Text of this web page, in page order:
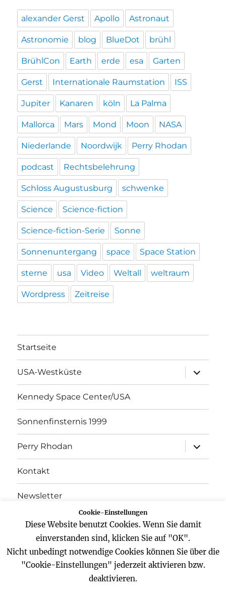
alexander Gerst Apollo Astronaut
Astronomie blog BlueDot brühl
BrühlCon Earth erde esa Garten
Gerst Internationale Raumstation ISS
Jupiter Kanaren köln La Palma
Mallorca Mars Mond Moon NASA
Niederlande Noordwijk Perry Rhodan
podcast Rechtsbelehrung
Schloss Augustusburg schwenke
Science Science-fiction
Science-fiction-Serie Sonne
Sonnenuntergang space Space Station
sterne usa Video Weltall weltraum
Wordpress Zeitreise
Startseite
USA-Westküste
öffnen
Kennedy Space Center/USA
Sonnenfinsternis 1999
Perry Rhodan
öffnen
Kontakt
Newsletter
Datenschutz
FacebookTwitterYouTube
Cookie-Einstellungen
Diese Website benutzt Cookies. Wenn Sie damit
einverstanden sind, klicken Sie auf "OK".
Nicht unbedingt notwendige Cookies können Sie über die
"Cookie-Einstellungen" jederzeit aktivieren bzw.
deaktivieren.